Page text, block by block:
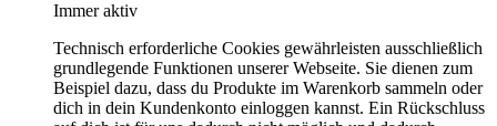
Immer aktiv
Technisch erforderliche Cookies gewährleisten ausschließlich
grundlegende Funktionen unserer Webseite. Sie dienen zum
Beispiel dazu, dass du Produkte im Warenkorb sammeln oder
dich in dein Kundenkonto einloggen kannst. Ein Rückschluss